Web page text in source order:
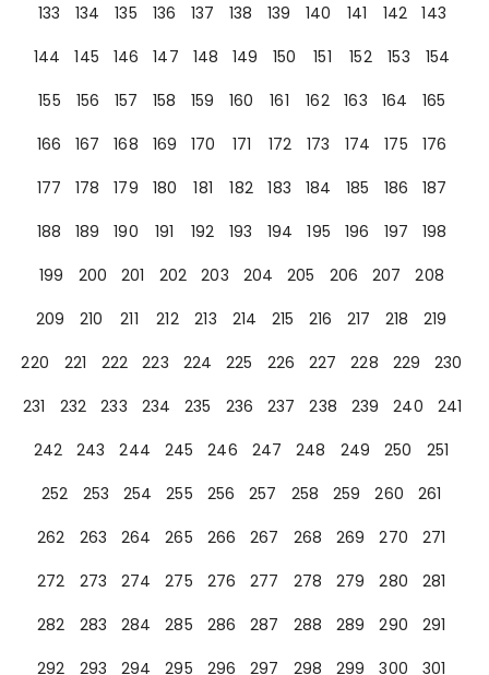
133
134 135 136 137 138 139 140 141 142
143
144
145 146 147 148 149 150 151 152 153
154
155
156 157 158 159 160 161 162 163 164
165
166
167 168 169 170 171 172 173 174 175
176
177
178 179 180 181 182 183 184 185 186
187
188
189 190 191 192 193 194 195 196 197
198
199
200 201 202 203 204 205 206 207
208
209
210 211 212 213 214 215 216 217 218
219
220
221 222 223 224 225 226 227 228 229
230
231
232 233 234 235 236 237 238 239 240
241
242
243 244 245 246 247 248 249 250
251
252
253 254 255 256 257 258 259 260
261
262
263 264 265 266 267 268 269 270
271
272
273 274 275 276 277 278 279 280
281
282
283 284 285 286 287 288 289 290
291
292
293 294 295 296 297 298 299 300 301